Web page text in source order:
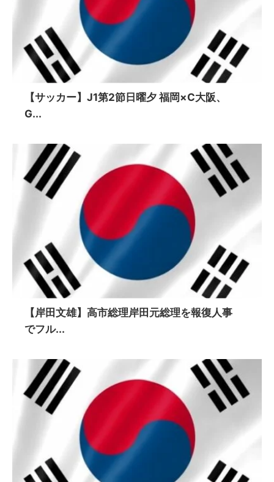
【サッカー】J1第2節日曜夕 福岡×C大阪、
G...
【岸田文雄】高市総理岸田元総理を報復人事
でフル...